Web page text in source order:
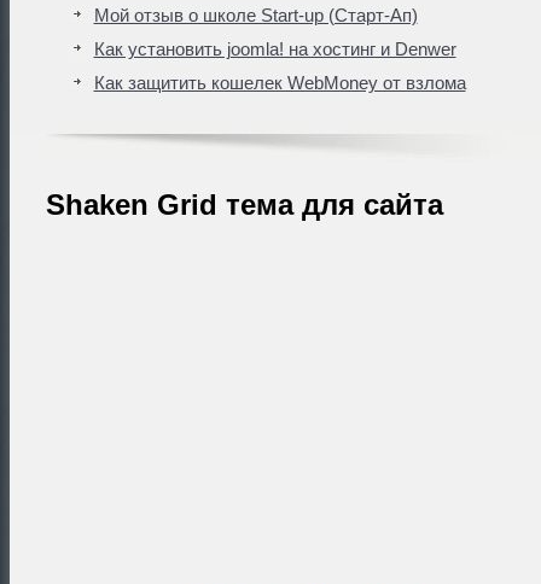
Мой отзыв о школе Start-up (Старт-Ап)
Как установить joomla! на хостинг и Denwer
Как защитить кошелек WebMoney от взлома
Shaken Grid тема для сайта